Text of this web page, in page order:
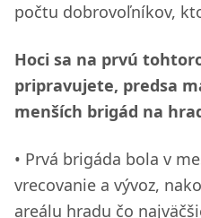
počtu dobrovoľníkov,
Hoci sa na prvú
pripravujete, predsa
menších brigád na
Prvá brigáda bola v
vrecovanie a vývoz,
areálu hradu čo